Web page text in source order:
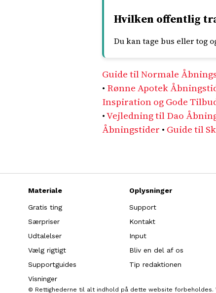
Hvilken offentlig
Du kan tage bus eller tog
Guide til Normale
• Rønne Apotek
Inspiration og Gode
•Vejledning til Dao
Åbningstider • Guide til
© Rettighederne til alt indhold på dette website forbeholdes.
Materiale
Gratis ting
Særpriser
Udtalelser
Vælg rigtigt
Supportguides
Visninger
Oplysninger
Support
Kontakt
Input
Bliv en del af os
Tip redaktionen